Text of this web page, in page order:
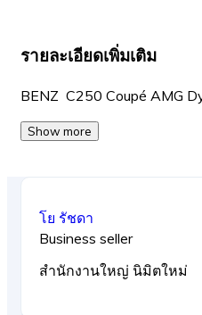
รายละเอียดเพิ่มเติม
BENZ C250 Coupé AMG
Show more
โย รัชดา
Business seller
สำนักงานใหญ่ นิมิตใหม่